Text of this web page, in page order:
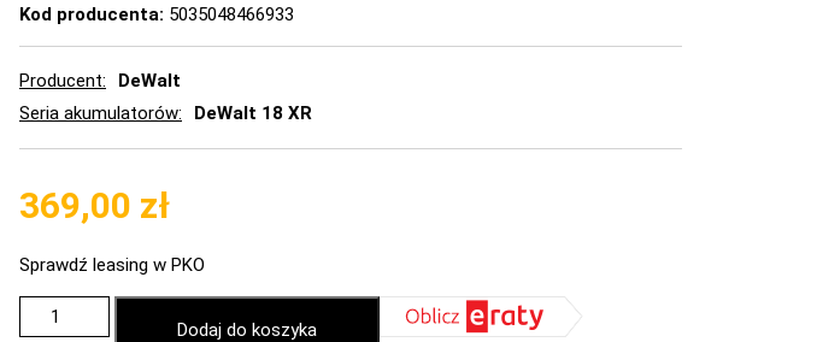
Kod producenta: 5035048466933
Producent
DeWalt
Seria akumulatorów
DeWalt 18 XR
369,00 zł
Sprawdź leasing w PKO
Dodaj do koszyka